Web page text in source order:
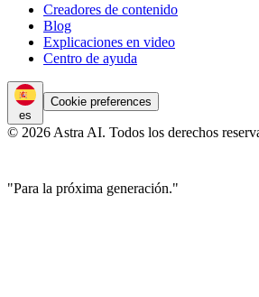
Creadores de contenido
Blog
Explicaciones en video
Centro de ayuda
es
Cookie preferences
© 2026 Astra AI. Todos los derechos
"Para la próxima generación."